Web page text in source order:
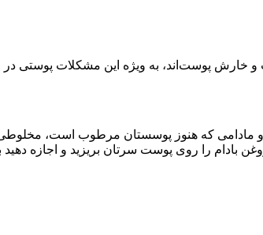
و خارش پوست‌اند، به ویژه این مشکلات پوستی